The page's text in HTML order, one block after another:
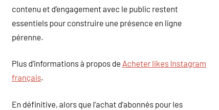
contenu et d’engagement avec le public restent
essentiels pour construire une présence en ligne
pérenne.
Plus d’informations à propos de Acheter likes Instagram
français.
En définitive, alors que l’achat d’abonnés pour les